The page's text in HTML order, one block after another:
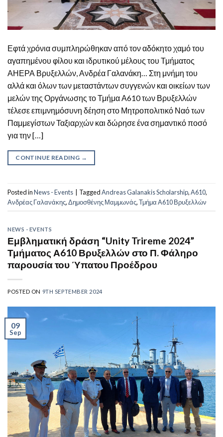
Εφτά χρόνια συμπληρώθηκαν από τον αδόκητο χαμό του
αγαπημένου φίλου και ιδρυτικού μέλους του Τμήματος
ΑΗΕΡΑ Βρυξελλών, Ανδρέα Γαλανάκη… Στη μνήμη του
αλλά και όλων των μεταστάντων συγγενών και οικείων των
μελών της Οργάνωσης το Τμήμα Α610 των Βρυξελλών
τέλεσε επιμνημόσυνη δέηση στο Μητροπολιτικό Ναό των
Παμμεγίστων Ταξιαρχών και δώρησε ένα σημαντικό ποσό
για την […]
CONTINUE READING →
Posted inNews - Events | TaggedAndreas Galanakis Scholarship,Α610,
Ανδρέας Γαλανάκης,Δημοσθένης Μαμμωνάς,Τμήμα A610 Βρυξελλών
NEWS - EVENTS
Εμβληματική δράση “Unity Trireme 2024”
Τμήματος Α610 Βρυξελλών στο Π. Φάληρο
παρουσία του Ύπατου Προέδρου
POSTED ON 9TH SEPTEMBER 2024
09
Sep